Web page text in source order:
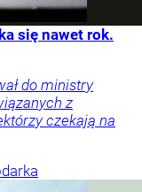
się nawet rok.
do ministry
z
czekają na